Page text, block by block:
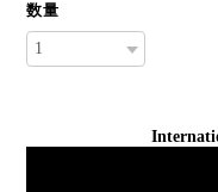
数量